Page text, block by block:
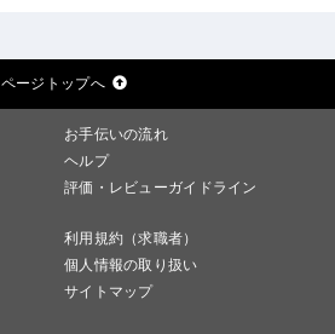
ページトップへ
お手伝いの流れ
ヘルプ
評価・レビューガイドライン
利用規約（求職者）
個人情報の取り扱い
サイトマップ